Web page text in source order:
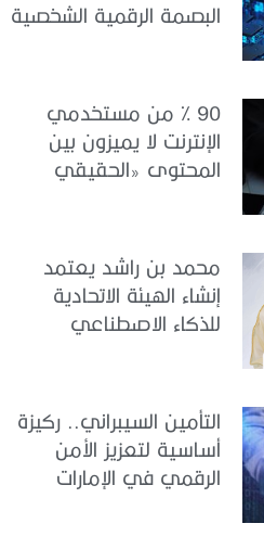
البصمة الرقمية الشخصية
90 % من مستخدمي
الإنترنت لا يميزون بين
المحتوى «الحقيقي
محمد بن راشد يعتمد
إنشاء الهيئة الاتحادية
للذكاء الاصطناعي
التأمين السيبراني.. ركيزة
أساسية لتعزيز الأمن
الرقمي في الإمارات